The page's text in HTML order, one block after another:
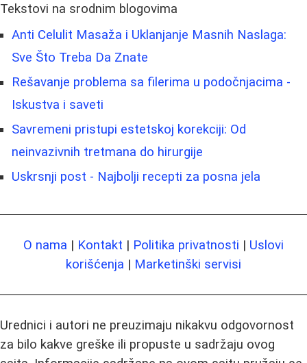
Tekstovi na srodnim blogovima
Anti Celulit Masaža i Uklanjanje Masnih Naslaga:
Sve Što Treba Da Znate
Rešavanje problema sa filerima u podočnjacima -
Iskustva i saveti
Savremeni pristupi estetskoj korekciji: Od
neinvazivnih tretmana do hirurgije
Uskrsnji post - Najbolji recepti za posna jela
O nama | Kontakt | Politika privatnosti | Uslovi
korišćenja | Marketinški servisi
Urednici i autori ne preuzimaju nikakvu odgovornost
za bilo kakve greške ili propuste u sadržaju ovog